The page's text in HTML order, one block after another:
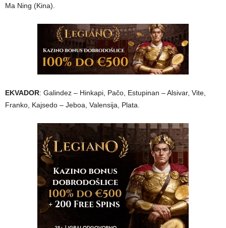
Ma Ning (Kina).
EKVADOR: Galindez – Hinkapi, Pačo, Estupinan – Alsivar, Vite,
Franko, Kajsedo – Jeboa, Valensija, Plata.